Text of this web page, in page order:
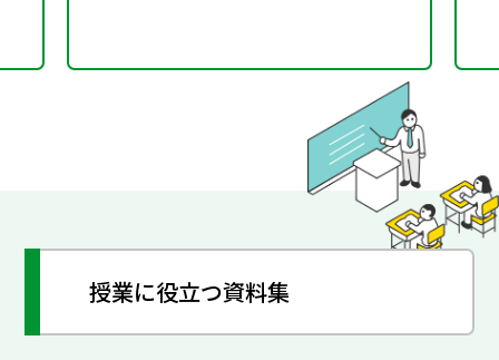
授業に役立つ資料集